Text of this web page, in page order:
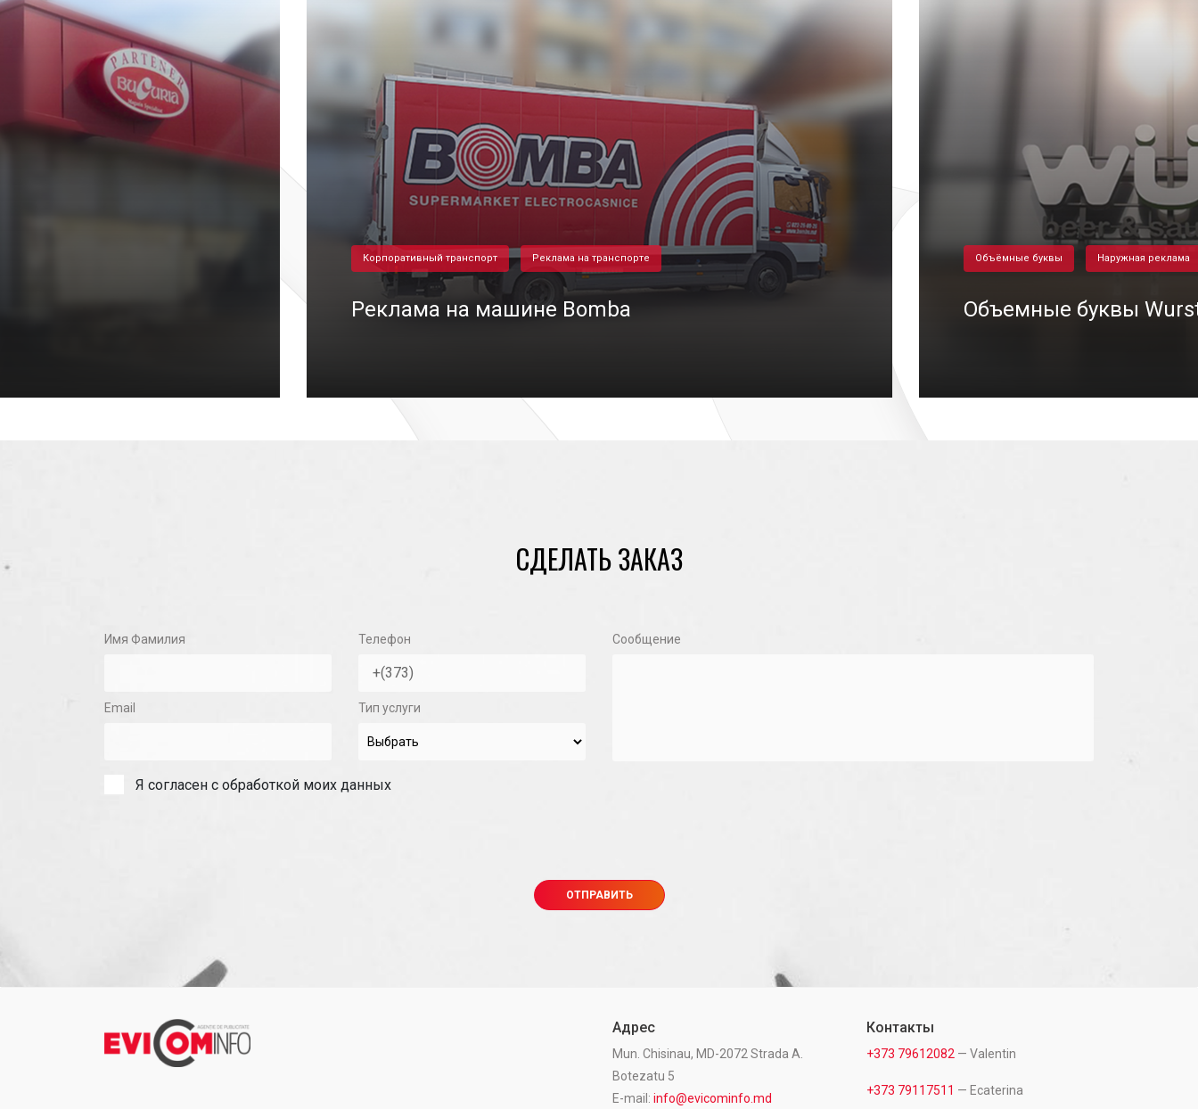
Корпоративный транспорт Реклама на транспорте
Реклама на машине Bomba
Объёмные буквы Наружная реклама
Объемные буквы
СДЕЛАТЬ ЗАКАЗ
Имя Фамилия Телефон
Email Тип услуги
Сообщение
Я согласен с обработкой моих данных
Адрес
Mun. Chisinau, MD-2072 Strada A.
Botezatu 5
E-mail: info@evicominfo.md
Контакты
+373 79612082 — Valentin
+373 79117511 — Ecaterina